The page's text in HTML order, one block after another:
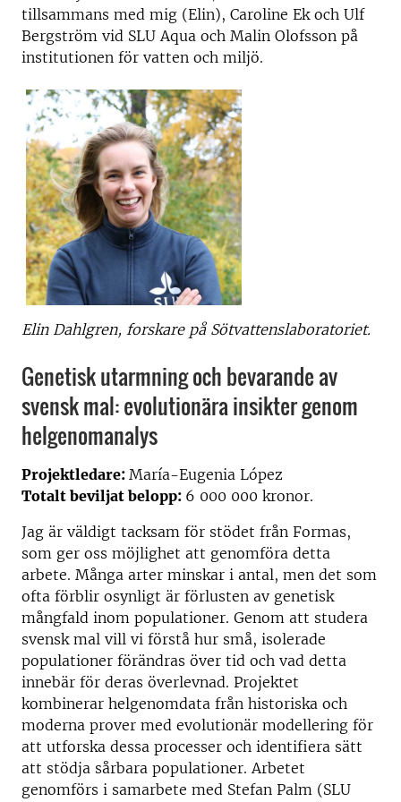
tillsammans med mig (Elin), Caroline Ek och Ulf
Bergström vid SLU Aqua och Malin Olofsson på
institutionen för vatten och miljö.
Elin Dahlgren, forskare på Sötvattenslaboratoriet.
Genetisk utarmning och bevarande av
svensk mal: evolutionära insikter genom
helgenomanalys
Projektledare: María-Eugenia López
Totalt beviljat belopp: 6 000 000 kronor.
Jag är väldigt tacksam för stödet från Formas,
som ger oss möjlighet att genomföra detta
arbete. Många arter minskar i antal, men det som
ofta förblir osynligt är förlusten av genetisk
mångfald inom populationer. Genom att studera
svensk mal vill vi förstå hur små, isolerade
populationer förändras över tid och vad detta
innebär för deras överlevnad. Projektet
kombinerar helgenomdata från historiska och
moderna prover med evolutionär modellering för
att utforska dessa processer och identifiera sätt
att stödja sårbara populationer. Arbetet
genomförs i samarbete med Stefan Palm (SLU